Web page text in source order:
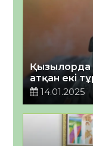
Қызылорда
атқан екі
14.01.2025